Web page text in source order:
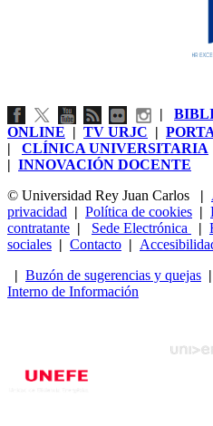
|
ONLINE | TV URJC |
| CLÍNICA UNIVERSITARIA
| INNOVACIÓN DOCENTE
© Universidad Rey Juan Carlos
|
privacidad | Política de cookies |
contratante | Sede Electrónica |
sociales | Contacto |
| Buzón de sugerencias y quejas |
Interno de Información